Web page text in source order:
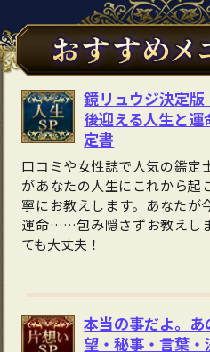
鏡リュウジ決定
後迎える人生と
定書
口コミや女性誌で人気の鑑定
があなたの人生にこれから起
寧にお教えします。あなたが
運命……包み隠さずお教えし
ても大丈夫！
本当の事だよ。
望・秘事・言葉